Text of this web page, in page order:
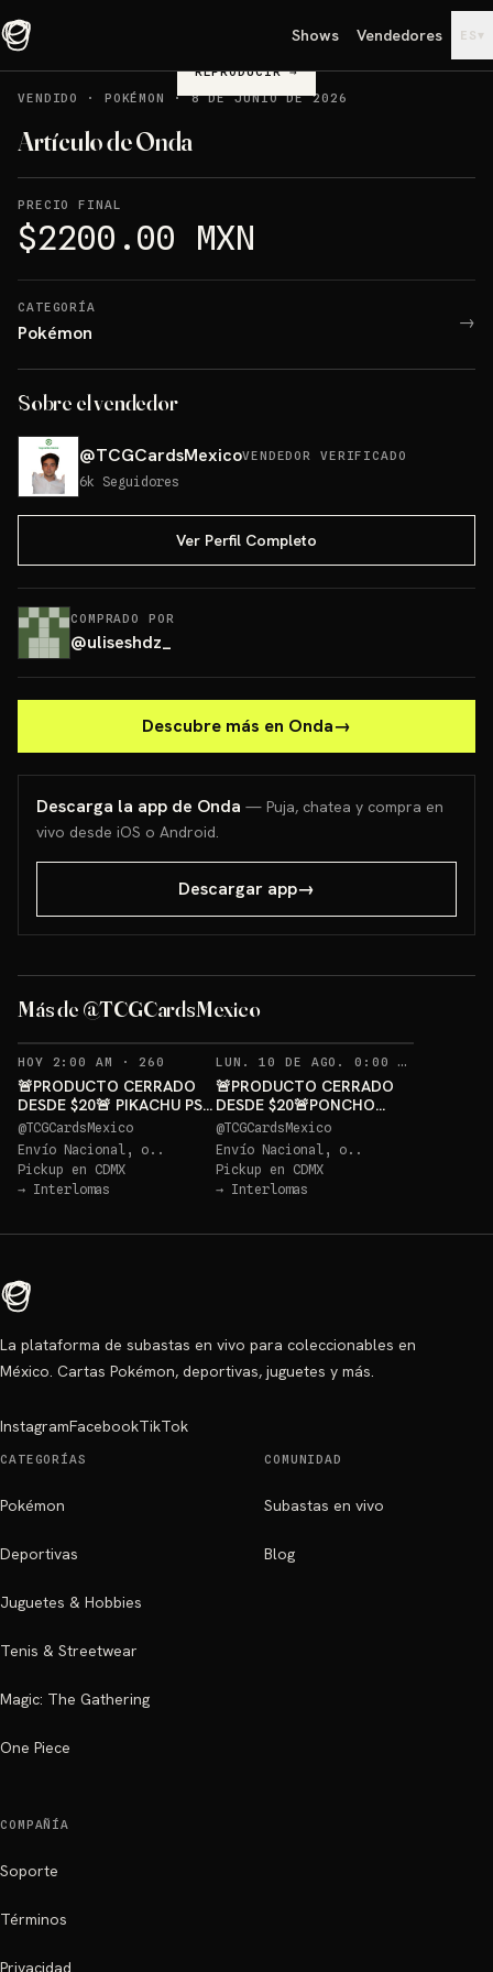
Shows Vendedores ES ▾
REPRODUCIR→
VENDIDO
· POKÉMON ·8 DE JUNIO DE 2026
Artículo de Onda
PRECIO FINAL
$2200.00 MXN
CATEGORÍA
Pokémon →
Sobre el vendedor
@TCGCardsMexicoVENDEDOR VERIFICADO
6k Seguidores
Ver Perfil Completo
COMPRADO POR
@uliseshdz_
Descubre más en Onda→
Descarga la app de Onda — Puja, chatea y compra en
vivo desde iOS o Android.
Descargar app→
Más de @TCGCardsMexico
Sorteo: PIKACHU PSA 10 GRATIS→
HOY 2:00 AM ·260 RECORDATORIOS
🚨PRODUCTO CERRADO
DESDE $20🚨 PIKACHU PSA
10 GRATIS
@TCGCardsMexico
Envío Nacional, o..
Pickup en CDMX
→ Interlomas
LUN. 10 DE AGO. 0:00 AM
🚨PRODUCTO CERRADO
DESDE $20🚨PONCHO
PIKACHU PSA 10 GRATIS
@TCGCardsMexico
Envío Nacional, o..
Pickup en CDMX
→ Interlomas
La plataforma de subastas en vivo para coleccionables en
México. Cartas Pokémon, deportivas, juguetes y más.
InstagramFacebookTikTok
CATEGORÍAS
Pokémon
Deportivas
Juguetes & Hobbies
Tenis & Streetwear
Magic: The Gathering
One Piece
COMUNIDAD
Subastas en vivo
Blog
COMPAÑÍA
Soporte
Términos
Privacidad